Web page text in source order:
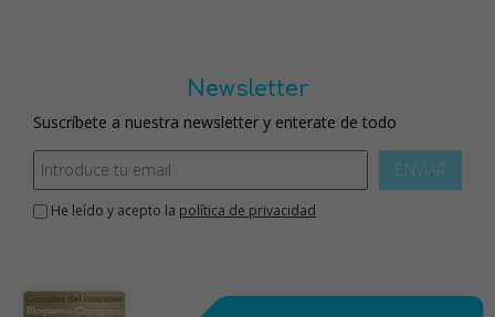
Newsletter
Suscríbete a nuestra newsletter y enterate de todo
ENVIAR
He leído y acepto la política de privacidad